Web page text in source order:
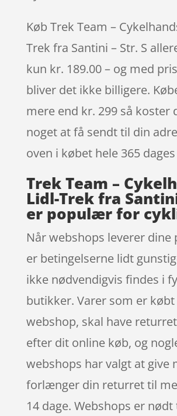
Køb Trek Team –
Trek fra Santini – Str. S
kun kr. 189.00 – og med
bliver det ikke billigere.
mere end kr. 299 så koster
noget at få sendt til din
oven i købet hele 365
Trek Team –
Lidl-Trek fra
er populær for
Når webshops leverer dine
er betingelserne lidt
ikke nødvendigvis findes i
butikker. Varer som er
webshop, skal have
efter dit online køb, og
webshops har valgt at give
forlænger din returret til
14 dage. Webshops er